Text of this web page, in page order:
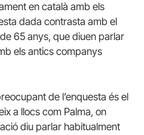
en català amb els
dada contrasta amb el
65 anys, que diuen parlar
els antics companys
de l’enquesta és el
a llocs com Palma, on
diu parlar habitualment